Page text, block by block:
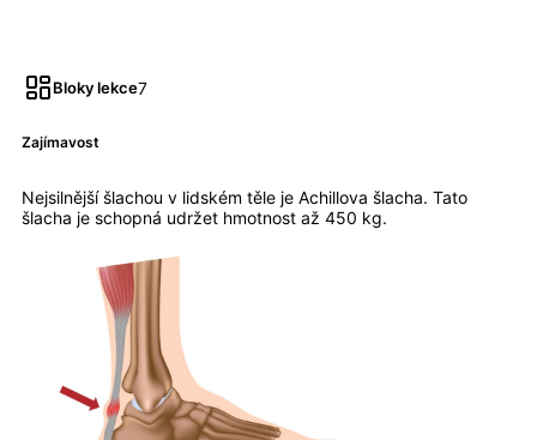
Bloky lekce7
Zajímavost
Nejsilnější šlachou v lidském těle je Achillova šlacha. Tato
šlacha je schopná udržet hmotnost až 450 kg.